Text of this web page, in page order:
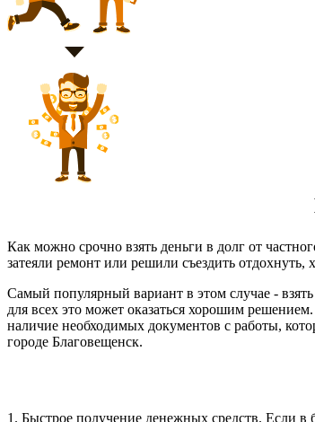
Как можно срочно взять деньги в долг от
затеяли ремонт или решили съездить отдохнуть,
Самый популярный вариант в этом случае -
для всех это может оказаться хорошим
наличие необходимых документов с работы,
городе Благовещенск.
1. Быстрое получение денежных средств. Если